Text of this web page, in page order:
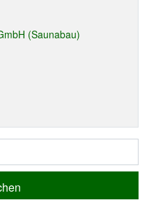
(Saunabau)